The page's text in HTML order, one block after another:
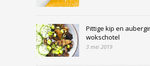
Pittige kip en
wokschotel
3 mei 2019